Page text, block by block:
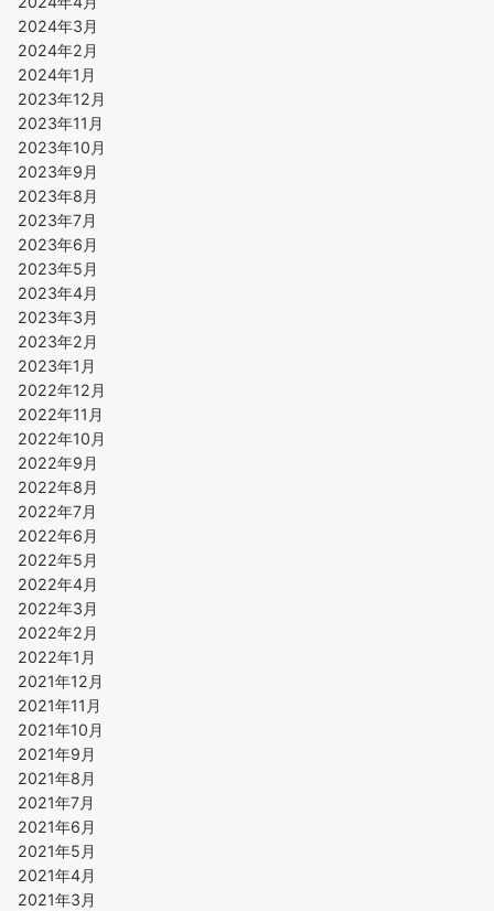
2024年3月
2024年2月
2024年1月
2023年12月
2023年11月
2023年10月
2023年9月
2023年8月
2023年7月
2023年6月
2023年5月
2023年4月
2023年3月
2023年2月
2023年1月
2022年12月
2022年11月
2022年10月
2022年9月
2022年8月
2022年7月
2022年6月
2022年5月
2022年4月
2022年3月
2022年2月
2022年1月
2021年12月
2021年11月
2021年10月
2021年9月
2021年8月
2021年7月
2021年6月
2021年5月
2021年4月
2021年3月